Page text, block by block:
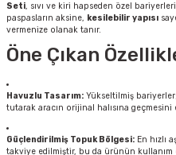
Seti, sıvı ve kiri hapseden özel
paspasların aksine, kesilebilir yapısı
vermenize olanak tanır.
Öne Çıkan
Havuzlu Tasarım: Yükseltilmiş
tutarak aracın orijinal halısına geçmesini
Güçlendirilmiş Topuk Bölgesi: En hızlı
takviye edilmiştir, bu da ürünün kullanım